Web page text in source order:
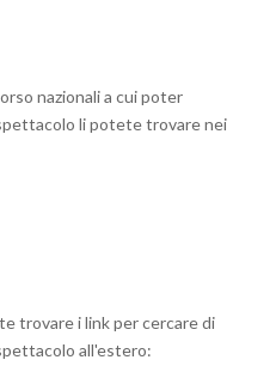
nazionali a cui poter
li potete trovare nei
trovare i link per cercare di
all'estero: